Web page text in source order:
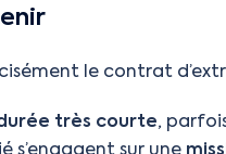
le contrat
très courte,